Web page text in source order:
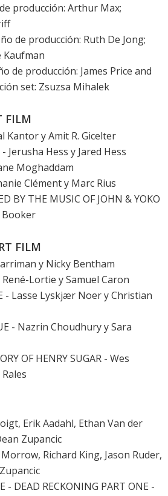
producción: Arthur Max;
de producción: Ruth De Jong;
Kaufman
de producción: James Price and
set: Zsuzsa Mihalek
FILM
Kantor y Amit R. Gicelter
- Jerusha Hess y Jared Hess
Moghaddam
Clément y Marc Rius
BY THE MUSIC OF JOHN & YOKO
Booker
FILM
y Nicky Bentham
Lortie y Samuel Caron
- Lasse Lyskjær Noer y Christian
- Nazrin Choudhury y Sara
OF HENRY SUGAR - Wes
Erik Aadahl, Ethan Van der
Zupancic
Morrow, Richard King, Jason Ruder,
- DEAD RECKONING PART ONE -